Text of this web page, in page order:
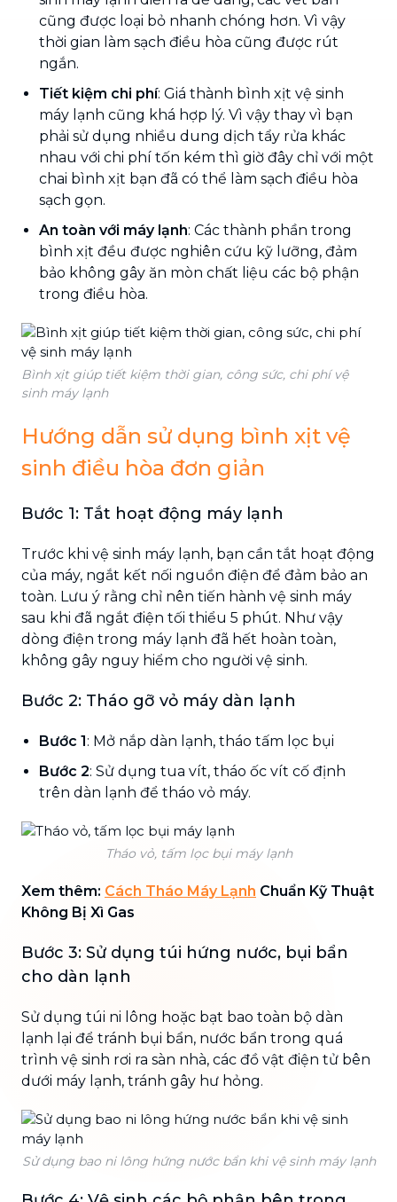
cũng được loại bỏ nhanh chóng hơn. Vì vậy
thời gian làm sạch điều hòa cũng được rút
ngắn.
Tiết kiệm chi phí: Giá thành bình xịt vệ sinh
máy lạnh cũng khá hợp lý. Vì vậy thay vì bạn
phải sử dụng nhiều dung dịch tẩy rửa khác
nhau với chi phí tốn kém thì giờ đây chỉ với một
chai bình xịt bạn đã có thể làm sạch điều hòa
sạch gọn.
An toàn với máy lạnh: Các thành phần trong
bình xịt đều được nghiên cứu kỹ lưỡng, đảm
bảo không gây ăn mòn chất liệu các bộ phận
trong điều hòa.
Bình xịt giúp tiết kiệm thời gian, công sức, chi phí vệ
sinh máy lạnh
Hướng dẫn sử dụng bình xịt vệ
sinh điều hòa đơn giản
Bước 1: Tắt hoạt động máy lạnh
Trước khi vệ sinh máy lạnh, bạn cần tắt hoạt động
của máy, ngắt kết nối nguồn điện để đảm bảo an
toàn. Lưu ý rằng chỉ nên tiến hành vệ sinh máy
sau khi đã ngắt điện tối thiểu 5 phút. Như vậy
dòng điện trong máy lạnh đã hết hoàn toàn,
không gây nguy hiểm cho người vệ sinh.
Bước 2: Tháo gỡ vỏ máy dàn lạnh
Bước 1: Mở nắp dàn lạnh, tháo tấm lọc bụi
Bước 2: Sử dụng tua vít, tháo ốc vít cố định
trên dàn lạnh để tháo vỏ máy.
Tháo vỏ, tấm lọc bụi máy lạnh
Xem thêm: Cách Tháo Máy Lạnh Chuẩn Kỹ Thuật
Không Bị Xì Gas
Bước 3: Sử dụng túi hứng nước, bụi bẩn
cho dàn lạnh
Sử dụng túi ni lông hoặc bạt bao toàn bộ dàn
lạnh lại để tránh bụi bẩn, nước bẩn trong quá
trình vệ sinh rơi ra sàn nhà, các đồ vật điện tử bên
dưới máy lạnh, tránh gây hư hỏng.
Sử dụng bao ni lông hứng nước bẩn khi vệ sinh máy lạnh